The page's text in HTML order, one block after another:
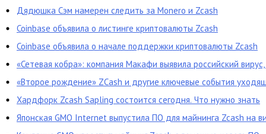
Дядюшка Сэм намерен следить за Monero и Zcash
Coinbase объявила о листинге криптовалюты Zcash
Coinbase объявила о начале поддержки криптовалюты Zcash
«Сетевая кобра»: компания Макафи выявила российский
«Второе рождение» ZCash и другие ключевые события
Хардфорк Zcash Sapling состоится сегодня. Что нужно знать
Японская GMO Internet выпустила ПО для майнинга Zcash на